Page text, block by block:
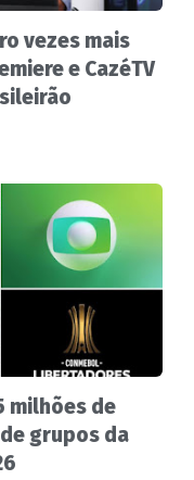
vezes mais
e CazéTV
milhões de
grupos da